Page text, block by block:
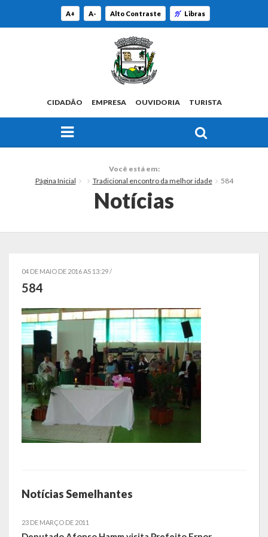
A+ A- Alto Contraste Libras
CIDADÃO EMPRESA OUVIDORIA TURISTA
Símbolos
Governo
Administração
Ex-Administradores
Secretarias
Administração, Fazenda e Planejamento
Obras, Serviços Urbanos e Trânsito
Você está em:
Página Inicial
Tradicional encontro da melhor idade 584
Notícias
04 DE MAIO DE 2016 AS 13:29 /
584
Notícias Semelhantes
23 DE MARÇO DE 2011